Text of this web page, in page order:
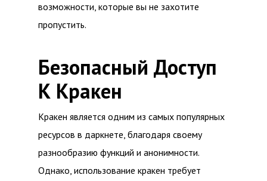
возможности, которые вы не захотите
пропустить.
Безопасный Доступ
К Кракен
Кракен является одним из самых популярных
ресурсов в даркнете, благодаря своему
разнообразию функций и анонимности.
Однако, использование кракен требует